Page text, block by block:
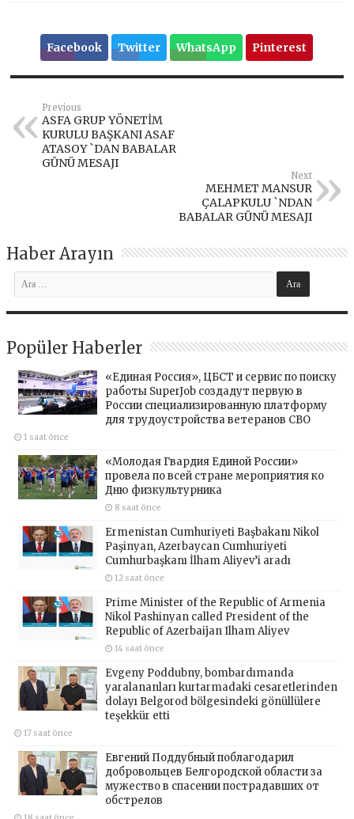
Facebook Twitter WhatsApp Pinterest
Previous
ASFA GRUP YÖNETİM
KURULU BAŞKANI ASAF
ATASOY `DAN BABALAR
GÜNÜ MESAJI
Next
MEHMET MANSUR
ÇALAPKULU `NDAN
BABALAR GÜNÜ MESAJI
Haber Arayın
Popüler Haberler
«Единая Россия», ЦБСТ и сервис по поиску
работы SuperJob создадут первую в
России специализированную платформу
для трудоустройства ветеранов СВО
1 saat önce
«Молодая Гвардия Единой России»
провела по всей стране мероприятия ко
Дню физкультурника
8 saat önce
Ermenistan Cumhuriyeti Başbakanı Nikol
Paşinyan, Azerbaycan Cumhuriyeti
Cumhurbaşkanı İlham Aliyev’i aradı
12 saat önce
Prime Minister of the Republic of Armenia
Nikol Pashinyan called President of the
Republic of Azerbaijan Ilham Aliyev
14 saat önce
Evgeny Poddubny, bombardımanda
yaralananları kurtarmadaki cesaretlerinden
dolayı Belgorod bölgesindeki gönüllülere
teşekkür etti
17 saat önce
Евгений Поддубный поблагодарил
добровольцев Белгородской области за
мужество в спасении пострадавших от
обстрелов